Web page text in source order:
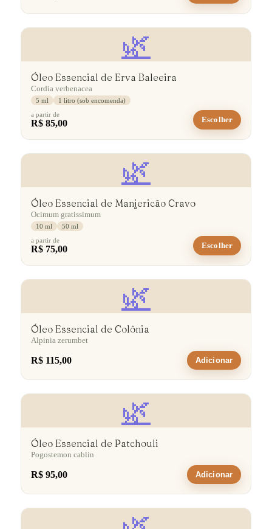
🌿
Óleo Essencial de Erva Baleeira
Cordia verbenacea
5 ml
1 litro (sob encomenda)
a partir de
R$ 85,00 Escolher
🌿
Óleo Essencial de Manjericão Cravo
Ocimum gratissimum
10 ml
50 ml
a partir de
R$ 75,00 Escolher
🌿
Óleo Essencial de Colônia
Alpinia zerumbet
R$ 115,00 Adicionar
🌿
Óleo Essencial de Patchouli
Pogostemon cablin
R$ 95,00 Adicionar